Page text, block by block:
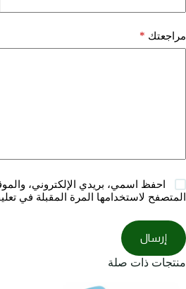
مراجعتك *
احفظ اسمي، بريدي الإلكتروني،
المتصفح لاستخدامها المرة المقبلة في
إرسال
منتجات ذات صلة